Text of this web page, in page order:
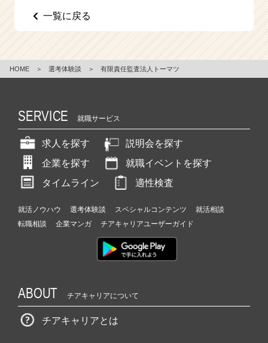
一覧に戻る
HOME ＞ 選考体験談 ＞ 有限責任監査法人トーマツ
SERVICE 就職サービス
求人を探す
説明会を探す
企業を探す
就職イベントを探す
タイムライン
適性検査
就活ノウハウ 選考体験談 スペシャルコンテンツ
就活相談
転職相談
企業マンガ チアキャリアユーザーガイド
ABOUT チアキャリアについて
チアキャリアとは